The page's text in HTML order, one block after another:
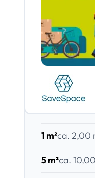
1 m²ca. 2,00
5 m²ca.